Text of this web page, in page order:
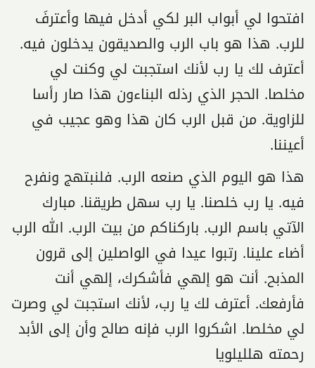
افتحوا لي أبواب البر لكي أدخل فيها وأعترفَ
للرب. هذا هو باب الرب والصديقون يدخلون فيه.
أعترف لك يا رب لأنك استجبت لي وكنت لي
مخلصا. الحجر الذي رذله البناءون هذا صار رأسا
للزاوية. من قبل الرب كان هذا وهو عجيب في
أعيننا.
هذا هو اليوم الذي صنعه الرب. فلنبتهج ونفرح
فيه. يا رب خلصنا. يا رب سهل طريقنا. مبارك
الآتي باسم الرب. باركناكم من بيت الرب. الله الرب
أضاء علينا. رتبوا عيدا في الواصلين إلى قرون
المذبح. أنت هو إلهي فأشكرك، إلهي أنت
فأرفعك. أعترف لك يا رب، لأنك استجبت لي وصرت
لي مخلصا. اشكروا الرب فإنه صالح وأن إلى الأبد
رحمته هلليلويا